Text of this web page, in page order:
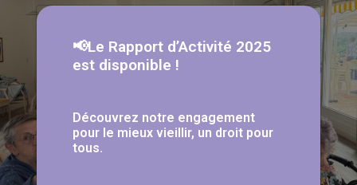
📢Le Rapport d’Activité 2025
est disponible !
Découvrez notre engagement
pour le mieux vieillir, un droit pour
tous.